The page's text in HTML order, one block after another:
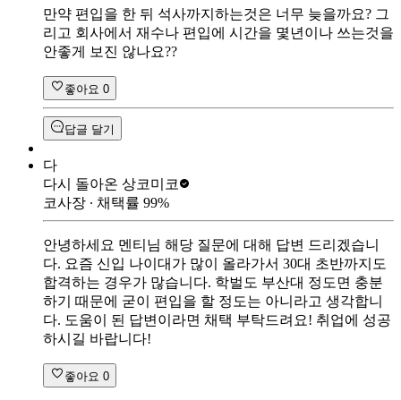
만약 편입을 한 뒤 석사까지하는것은 너무 늦을까요? 그
리고 회사에서 재수나 편입에 시간을 몇년이나 쓰는것을
안좋게 보진 않나요??
좋아요 0
답글 달기
다
다시 돌아온 상코미코
코사장 ∙ 채택률 99%
안녕하세요 멘티님 해당 질문에 대해 답변 드리겠습니
다. 요즘 신입 나이대가 많이 올라가서 30대 초반까지도
합격하는 경우가 많습니다. 학벌도 부산대 정도면 충분
하기 때문에 굳이 편입을 할 정도는 아니라고 생각합니
다. 도움이 된 답변이라면 채택 부탁드려요! 취업에 성공
하시길 바랍니다!
좋아요 0